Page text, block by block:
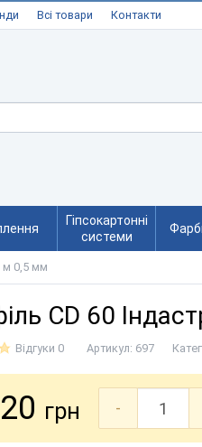
Всі товари Контакти
Гіпсокартонні
системи
м 0,5 мм
CD 60
Відгуки 0 Артикул: 697
грн -